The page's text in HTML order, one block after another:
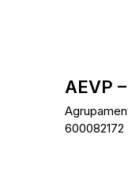
AEVP
600082172